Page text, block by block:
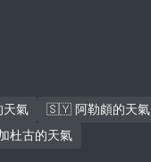
氣 🇸🇾 阿勒頗的天氣
杜古的天氣